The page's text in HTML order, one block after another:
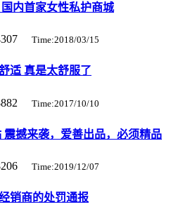
内首家女性私护商城
Time:2018/03/15
适 真是太舒服了
Time:2017/10/10
震撼来袭，爱善出品，必须精品
Time:2019/12/07
销商的处罚通报